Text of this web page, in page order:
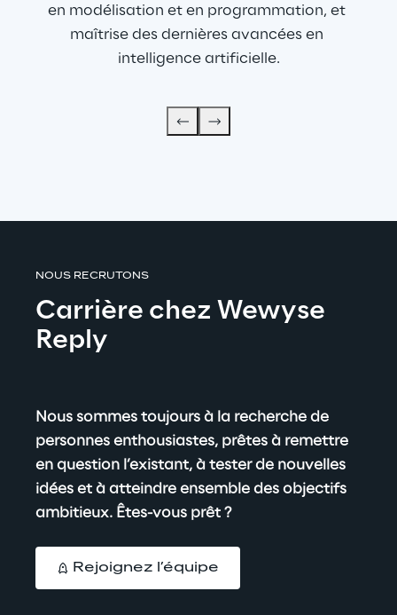
en modélisation et en programmation, et
maîtrise des dernières avancées en
intelligence artificielle.
NOUS RECRUTONS
Carrière chez Wewyse
Reply
Nous sommes toujours à la recherche de
personnes enthousiastes, prêtes à remettre
en question l’existant, à tester de nouvelles
idées et à atteindre ensemble des objectifs
ambitieux. Êtes-vous prêt ?
Rejoignez l’équipe